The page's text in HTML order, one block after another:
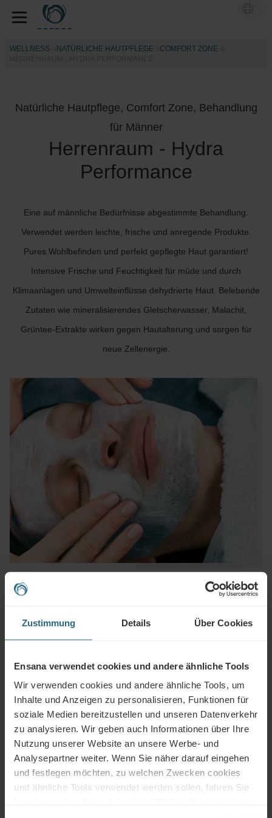
Zustimmung Details Über Cookies
Ensana verwendet cookies und andere ähnliche Tools
Wir verwenden cookies und andere ähnliche Tools, um
Inhalte und Anzeigen zu personalisieren, Funktionen für
soziale Medien bereitzustellen und unseren Datenverkehr
zu analysieren. Wir geben auch Informationen über Ihre
Nutzung unserer Website an unsere Werbe- und
Analysepartner weiter. Wenn Sie näher darauf eingehen
und festlegen möchten, zu welchen Zwecken cookies
und ähnliche Tools verwendet werden sollen, fahren Sie
WELLNESS NATÜRLICHE HAUTPFLEGE
COMFORT ZONE
Natürliche Hautpflege, Comfort Zone, Behandlung
für Männer
Herrenraum - Hydra
Performance
Eine auf männliche Bedürfnisse abgestimmte Behandlung.
Verwendet werden leichte, frische und anregende Produkte.
Pures Wohlbefinden und perfekt gepflegte Haut garantiert!
Intensive Frische und Feuchtigkeit für müde und durch
Klimaanlagen und Umwelteinflüsse dehydrierte Haut. Belebende
Zutaten wie mineralisierendes Gletscherwasser, Malachit,
Grüntee-Extrakte wirken gegen Hautalterung und sorgen für
neue Zellenergie.
Fragen
Dienstleistungen haben. Für Fragen und Antworten im Zusammenhang mit
unserem Treueprogramm klicken Sie bitte hier.
FRAGE STELLEN
Buchungen
Buchen Sie hier unsere besten Angebote. Wenn Sie unserem
Treueprogramm beitreten möchten, um weitere Rabatte und Vorteile zu